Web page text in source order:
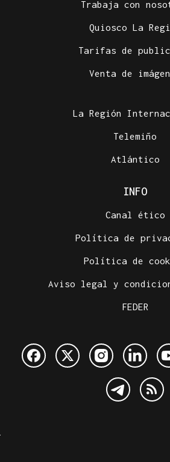
Trabaja con
Quiosco La
Tarifas de
Venta de
La Región
Telemiño
Atlántico
INFO
Canal ético
Política de
Política de
Aviso legal y
FEDER